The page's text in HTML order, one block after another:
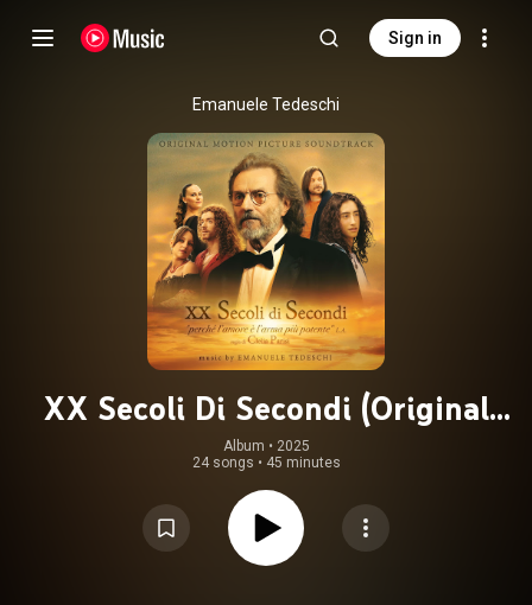
Sign in
Emanuele Tedeschi
XX Secoli Di Secondi (Original
Motion Picture Soundtrack)
Album • 2025
24 songs • 45 minutes